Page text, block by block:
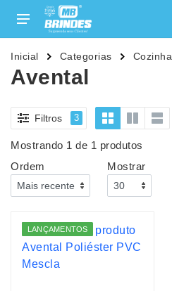
Inicial Categorias Cozinha
Avental
Filtros 3
Mostrando 1 de 1 produtos
Ordem
Mostrar
LANÇAMENTOS